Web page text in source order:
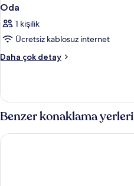
Oda
1 kişilik
Ücretsiz kablosuz internet
Daha çok detay
Oda
detay
Benzer konaklama yerleri
Barcelona Airport Hotel